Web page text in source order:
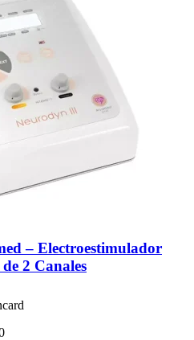
– Electroestimulador
2 Canales